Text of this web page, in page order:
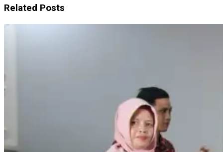
Related Posts